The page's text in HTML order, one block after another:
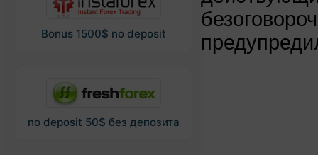
Bonus 1500$ no deposit
no deposit 50$ без депозита